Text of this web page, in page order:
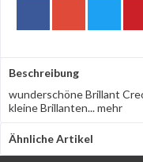
Beschreibung
wunderschöne Brillant
kleine Brillanten...mehr
Ähnliche Artikel